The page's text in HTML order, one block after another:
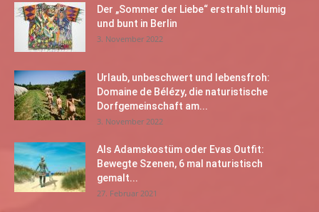
Der „Sommer der Liebe“ erstrahlt blumig
und bunt in Berlin
3. November 2022
Urlaub, unbeschwert und lebensfroh:
Domaine de Bélézy, die naturistische
Dorfgemeinschaft am...
3. November 2022
Als Adamskostüm oder Evas Outfit:
Bewegte Szenen, 6 mal naturistisch
gemalt...
27. Februar 2021